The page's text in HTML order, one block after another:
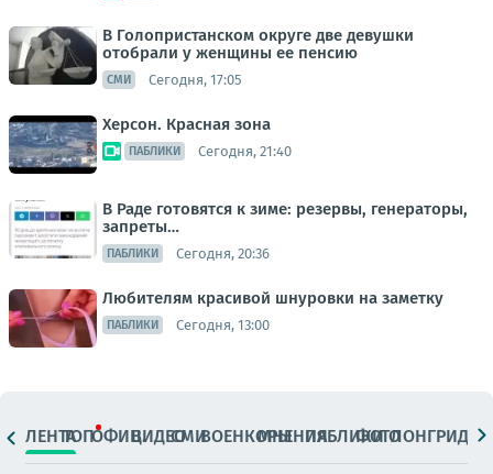
В Голопристанском округе две девушки
отобрали у женщины ее пенсию
СМИ Сегодня, 17:05
Херсон. Красная зона
ПАБЛИКИ Сегодня, 21:40
В Раде готовятся к зиме: резервы, генераторы,
запреты…
ПАБЛИКИ Сегодня, 20:36
Любителям красивой шнуровки на заметку
ПАБЛИКИ Сегодня, 13:00
ЛЕНТАТОПОФИЦ.ВИДЕОСМИВОЕНКОРЫМНЕНИЯПАБЛИКИ
ФОТОЛОНГРИДЫ